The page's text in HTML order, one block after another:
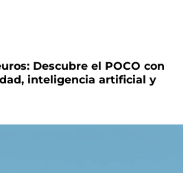
Descubre el POCO con
inteligencia artificial y